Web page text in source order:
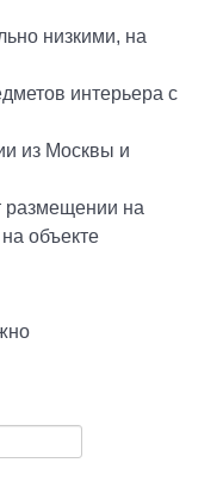
низкими, на
интерьера с
из Москвы и
размещении на
объекте